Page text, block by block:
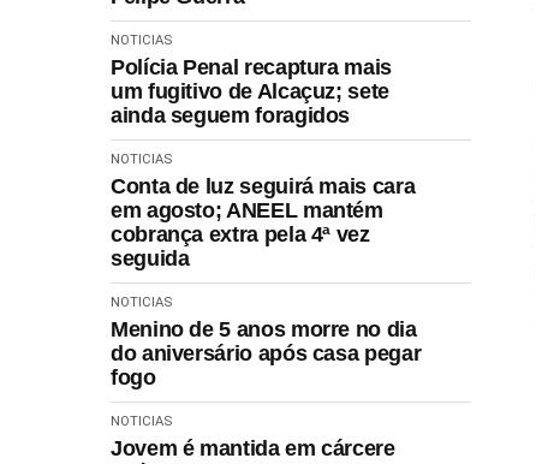
NOTICIAS
Polícia Penal recaptura mais
um fugitivo de Alcaçuz; sete
ainda seguem foragidos
NOTICIAS
Conta de luz seguirá mais cara
em agosto; ANEEL mantém
cobrança extra pela 4ª vez
seguida
NOTICIAS
Menino de 5 anos morre no dia
do aniversário após casa pegar
fogo
NOTICIAS
Jovem é mantida em cárcere